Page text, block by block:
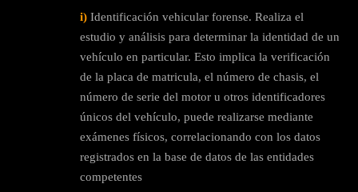
i) Identificación vehicular forense. Realiza el
estudio y análisis para determinar la identidad de un
vehículo en particular. Esto implica la verificación
de la placa de matricula, el número de chasis, el
número de serie del motor u otros identificadores
únicos del vehículo, puede realizarse mediante
exámenes físicos, correlacionando con los datos
registrados en la base de datos de las entidades
competentes